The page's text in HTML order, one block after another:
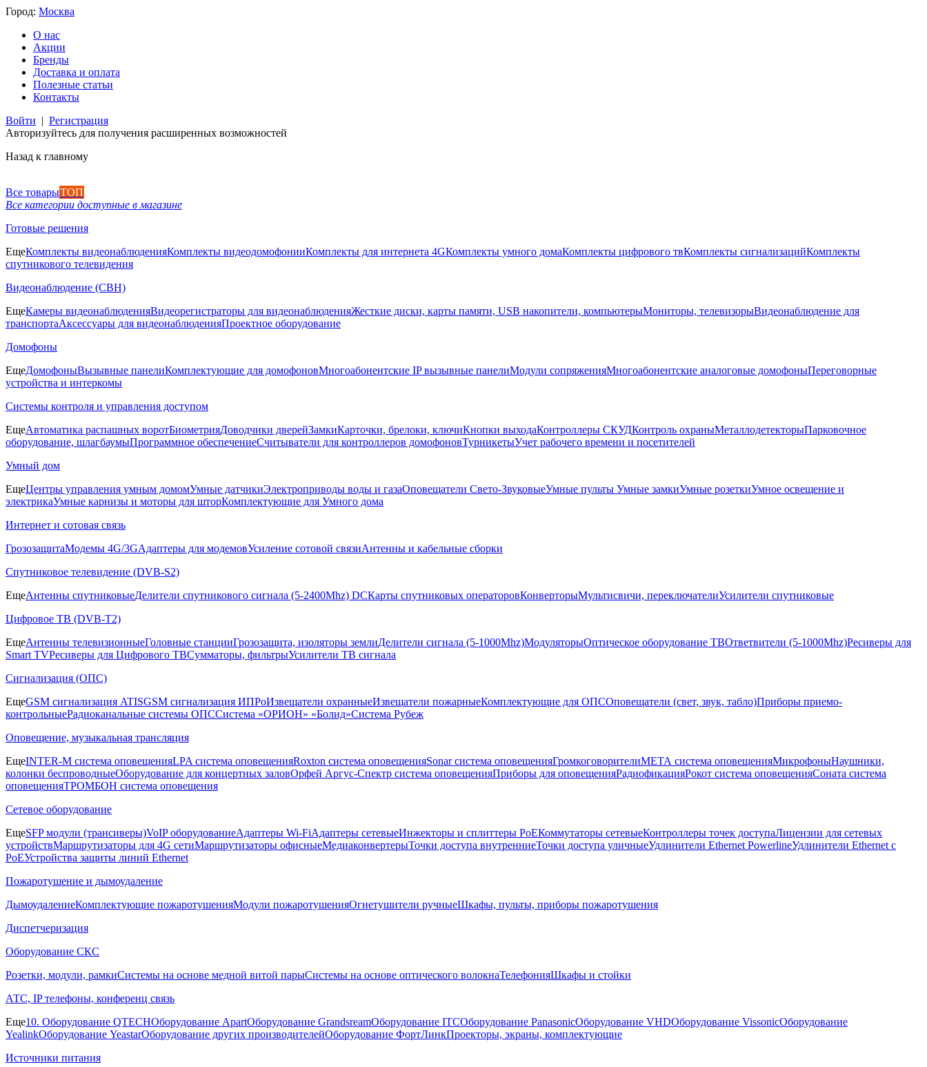
Город: Москва
О нас
Акции
Бренды
Доставка и оплата
Полезные статьи
Контакты
Войти | Регистрация
Авторизуйтесь для получения расширенных возможностей
Назад к главному
Все товарыТОП
Все категории доступные в магазине
Готовые решения
ЕщеКомплекты видеонаблюденияКомплекты видеодомофонииКомплекты для интернета 4GКомплекты умного домаКомплекты цифрового твКомплекты сигнализацийКомплекты
спутникового телевидения
Видеонаблюдение (СВН)
ЕщеКамеры видеонаблюденияВидеорегистраторы для видеонаблюденияЖесткие диски, карты памяти, USB накопители, компьютерыМониторы, телевизорыВидеонаблюдение для
транспортаАксессуары для видеонаблюденияПроектное оборудование
Домофоны
ЕщеДомофоныВызывные панелиКомплектующие для домофоновМногоабонентские IP вызывные панелиМодули сопряженияМногоабонентские аналоговые домофоныПереговорные
устройства и интеркомы
Системы контроля и управления доступом
ЕщеАвтоматика распашных воротБиометрияДоводчики дверейЗамкиКарточки, брелоки, ключиКнопки выходаКонтроллеры СКУДКонтроль охраныМеталлодетекторыПарковочное
оборудование, шлагбаумыПрограммное обеспечениеСчитыватели для контроллеров домофоновТурникетыУчет рабочего времени и посетителей
Умный дом
ЕщеЦентры управления умным домомУмные датчикиЭлектроприводы воды и газаОповещатели Свето-ЗвуковыеУмные пульты Умные замкиУмные розеткиУмное освещение и
электрикаУмные карнизы и моторы для шторКомплектующие для Умного дома
Интернет и сотовая связь
ГрозозащитаМодемы 4G/3GАдаптеры для модемовУсиление сотовой связиАнтенны и кабельные сборки
Спутниковое телевидение (DVB-S2)
ЕщеАнтенны спутниковыеДелители спутникового сигнала (5-2400Mhz) DCКарты спутниковых операторовКонверторыМультисвичи, переключателиУсилители спутниковые
Цифровое ТВ (DVB-T2)
ЕщеАнтенны телевизионныеГоловные станцииГрозозащита, изоляторы землиДелители сигнала (5-1000Mhz)МодуляторыОптическое оборудование ТВОтветвители (5-1000Mhz)Ресиверы для
Smart TVРесиверы для Цифрового ТВСумматоры, фильтрыУсилители ТВ сигнала
Сигнализация (ОПС)
ЕщеGSM сигнализация ATISGSM сигнализация ИПРоИзвещатели охранныеИзвещатели пожарныеКомплектующие для ОПСОповещатели (свет, звук, табло)Приборы приемо-
контрольныеРадиоканальные системы ОПССистема «ОРИОН» «Болид»Система Рубеж
Оповещение, музыкальная трансляция
ЕщеINTER-M система оповещенияLPA система оповещенияRoxton система оповещенияSonar система оповещенияГромкоговорителиМЕТА система оповещенияМикрофоныНаушники,
колонки беспроводныеОборудование для концертных заловОрфей Аргус-Спектр система оповещенияПриборы для оповещенияРадиофикацияРокот система оповещенияСоната система
оповещенияТРОМБОН система оповещения
Сетевое оборудование
ЕщеSFP модули (трансиверы)VoIP оборудованиеАдаптеры Wi-FiАдаптеры сетевыеИнжекторы и сплиттеры РоЕКоммутаторы сетевыеКонтроллеры точек доступаЛицензии для сетевых
устройствМаршрутизаторы для 4G сетиМаршрутизаторы офисныеМедиаконвертерыТочки доступа внутренниеТочки доступа уличныеУдлинители Ethernet PowerlineУдлинители Ethernet с
PoEУстройства защиты линий Ethernet
Пожаротушение и дымоудаление
ДымоудалениеКомплектующие пожаротушенияМодули пожаротушенияОгнетушители ручныеШкафы, пульты, приборы пожаротушения
Диспетчеризация
Оборудование СКС
Розетки, модули, рамкиСистемы на основе медной витой парыСистемы на основе оптического волокнаТелефонияШкафы и стойки
АТС, IP телефоны, конференц связь
Еще10. Оборудование QTECHОборудование ApartОборудование GrandsreamОборудование ITCОборудование PanasonicОборудование VHDОборудование VissonicОборудование
YealinkОборудование YeastarОборудование других производителейОборудование ФортЛинкПроекторы, экраны, комплектующие
Источники питания